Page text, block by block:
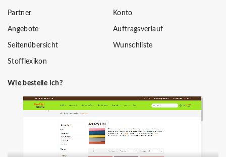
Partner
Angebote
Seitenübersicht
Stofflexikon
Konto
Auftragsverlauf
Wunschliste
Wie bestelle ich?